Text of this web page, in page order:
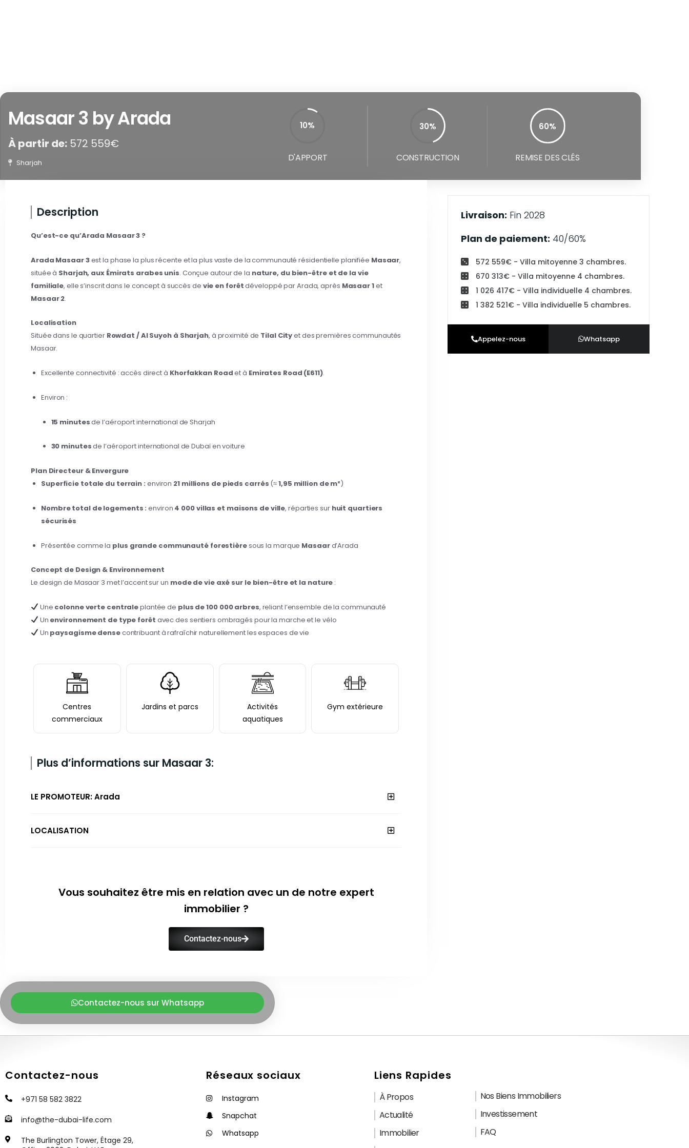
Masaar 3 by Arada
À partir de: 572 559€
Sharjah
10%
D'APPORT
30%
CONSTRUCTION
60%
REMISE DES CLÉS
Description
Qu’est-ce qu’Arada Masaar 3 ?
Arada Masaar 3est la phase la plus récente et la plus vaste de la communauté résidentielle planifiée Masaar,
située à Sharjah, aux Émirats arabes unis. Conçue autour de la nature, du bien-être et de la vie
familiale, elle s’inscrit dans le concept à succès de vie en forêtdéveloppé par Arada, après Masaar 1et
Masaar 2.
Localisation
Située dans le quartier Rowdat / Al Suyoh à Sharjah, à proximité de Tilal Cityet des premières communautés
Masaar.
Excellente connectivité : accès direct à Khorfakkan Roadet à Emirates Road (E611).
Environ :
15 minutesde l’aéroport international de Sharjah
30 minutesde l’aéroport international de Dubaï en voiture
Plan Directeur & Envergure
Superficie totale du terrain : environ 21 millions de pieds carrés (≈1,95 million de m²)
Nombre total de logements : environ 4 000 villas et maisons de ville, réparties sur huit quartiers
sécurisés
Présentée comme la plus grande communauté forestièresous la marque Masaard’Arada
Concept de Design & Environnement
Le design de Masaar 3 met l’accent sur un mode de vie axé sur le bien-être et la nature :
Une colonne verte centraleplantée de plus de 100 000 arbres, reliant l’ensemble de la communauté
Un environnement de type forêt avec des sentiers ombragés pour la marche et le vélo
Un paysagisme densecontribuant à rafraîchir naturellement les espaces de vie
Centres
commerciaux
Jardins et parcs
Activités
aquatiques
Gym extérieure
Plus d’informations sur Masaar 3:
LE PROMOTEUR: Arada
LOCALISATION
Vous souhaitez être mis en relation avec un de notre expert
immobilier ?
Contactez-nous
Livraison: Fin 2028
Plan de paiement: 40/60%
572 559€ - Villa mitoyenne 3 chambres.
670 313€ - Villa mitoyenne 4 chambres.
1 026 417€ - Villa individuelle 4 chambres.
1 382 521€ - Villa individuelle 5 chambres.
Appelez-nous Whatsapp
Contactez-nous sur Whatsapp
Contactez-nous
+971 58 582 3822
info@the-dubai-life.com
The Burlington Tower, Étage 29,
Réseaux sociaux
Instagram
Snapchat
Whatsapp
Liens Rapides
À Propos
Actualité
Immobilier
Nos Biens Immobiliers
Investissement
FAQ